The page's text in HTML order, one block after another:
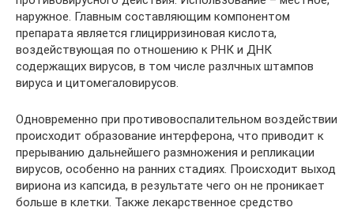
наружное. Главным составляющим компонентом
препарата является глицирризиновая кислота,
воздействующая по отношению к РНК и ДНК
содержащих вирусов, в том числе разлчных штампов
вируса и цитомегаловирусов.
Одновременно при противовоспалительном воздействии
происходит образование интерферона, что приводит к
прерыванию дальнейшего размножения и репликации
вирусов, особенно на ранних стадиях. Происходит выход
вириона из капсида, в результате чего он не проникает
больше в клетки. Также лекарственное средство